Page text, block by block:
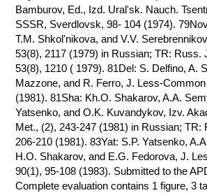
Bamburov, Ed., Izd. Ural'sk. Nauch.
SSSR, Sverdlovsk, 98- 104 (1974).
T.M. Shkol'nikova, and V.V.
53(8), 2117 (1979) in Russian; TR: Russ.
53(8), 1210 ( 1979). 81Del: S. Delfino, A.
Mazzone, and R. Ferro, J. Less-
(1981). 81Sha: Kh.O. Shakarov, A.A.
Yatsenko, and O.K. Kuvandykov, Izv.
Met., (2), 243-247 (1981) in Russian; TR:
206-210 (1981). 83Yat: S.P. Yatsenko,
H.O. Shakarov, and E.G. Fedorova, J.
90(1), 95-108 (1983). Submitted to the
Complete evaluation contains 1 figure, 3